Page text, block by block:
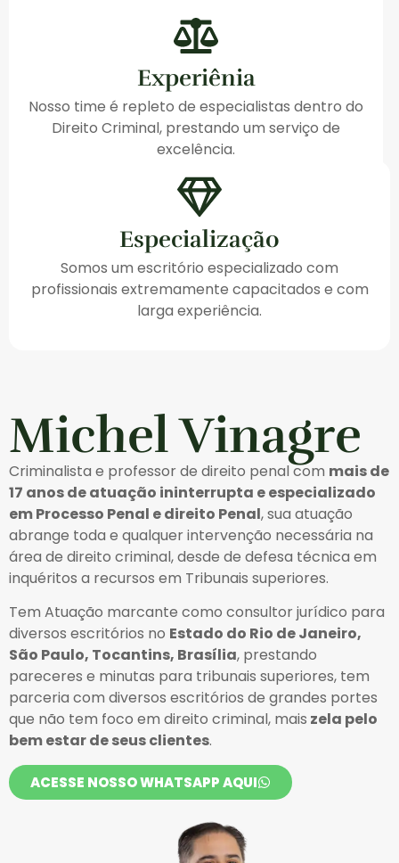
Experiênia
Nosso time é repleto de especialistas dentro do
Direito Criminal, prestando um serviço de
excelência.
Especialização
Somos um escritório especializado com
profissionais extremamente capacitados e com
larga experiência.
Michel Vinagre
Criminalista e professor de direito penal com mais de
17 anos de atuação ininterrupta e especializado
em Processo Penal e direito Penal, sua atuação
abrange toda e qualquer intervenção necessária na
área de direito criminal, desde de defesa técnica em
inquéritos a recursos em Tribunais superiores.
Tem Atuação marcante como consultor jurídico para
diversos escritórios no Estado do Rio de Janeiro,
São Paulo, Tocantins, Brasília, prestando
pareceres e minutas para tribunais superiores, tem
parceria com diversos escritórios de grandes portes
que não tem foco em direito criminal, mais zela pelo
bem estar de seus clientes.
ACESSE NOSSO WHATSAPP AQUI